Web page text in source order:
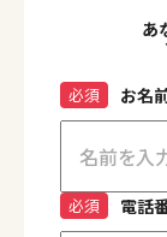
あ
お名
必須
電話
必須